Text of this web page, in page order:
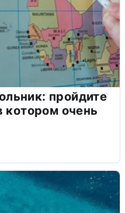
пройдите
котором очень